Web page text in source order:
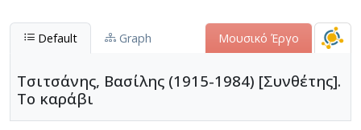
Default Graph Μουσικό Έργο
Τσιτσάνης, Βασίλης (1915-1984) [Συνθέτης].
Το καράβι